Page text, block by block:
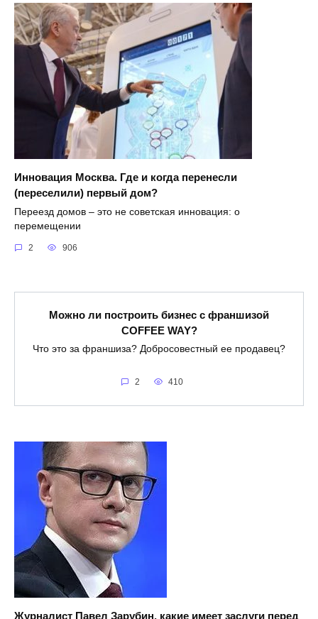
Инновация Москва. Где и когда перенесли
(переселили) первый дом?
Переезд домов – это не советская инновация: о
перемещении
2 906
Можно ли построить бизнес с франшизой
COFFEE WAY?
Что это за франшиза? Добросовестный ее продавец?
2 410
Журналист Павел Зарубин, какие имеет заслуги перед